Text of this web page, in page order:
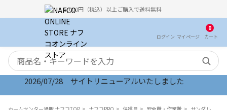
5,000円（税込）以上ご購入で送料無料
ログイン マイ ページ
0
カート
検索キーワード
2026/07/28 サイトリニューアルいたしました